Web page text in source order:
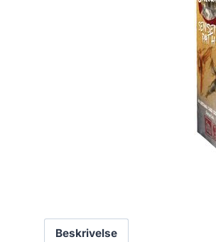
Beskrivelse